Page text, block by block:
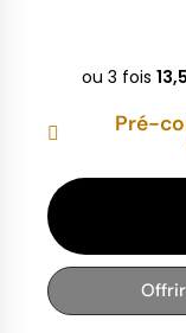
Pré-